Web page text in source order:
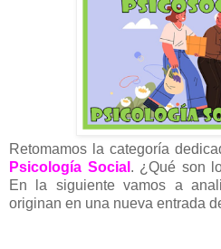
Retomamos la categoría
Psicología Social . ¿Qué son
En la siguiente vamos a
originan en una nueva entrada